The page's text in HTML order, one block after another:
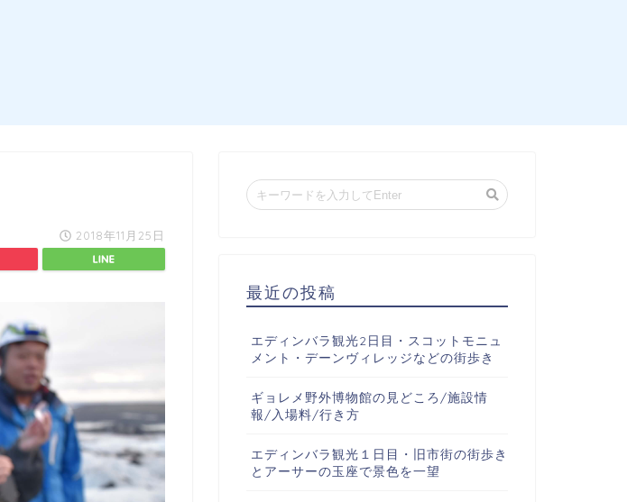
2018年11月25日
最近の投稿
エディンバラ観光2日目・スコットモニュ
メント・デーンヴィレッジなどの街歩き
ギョレメ野外博物館の見どころ/施設情
報/入場料/行き方
エディンバラ観光１日目・旧市街の街歩き
とアーサーの玉座で景色を一望